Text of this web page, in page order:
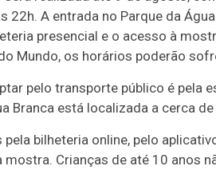
A entrada no Parque da
presencial e o acesso à
Mundo, os horários poderão
pelo transporte público é pela
Branca está localizada a cerca
bilheteria online, pelo
mostra. Crianças de até 10 anos